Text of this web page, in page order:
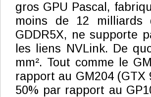
gros GPU Pascal,
moins de 12 milliards
GDDR5X, ne supporte
les liens NVLink. De
mm². Tout comme le
rapport au GM204
50% par rapport au